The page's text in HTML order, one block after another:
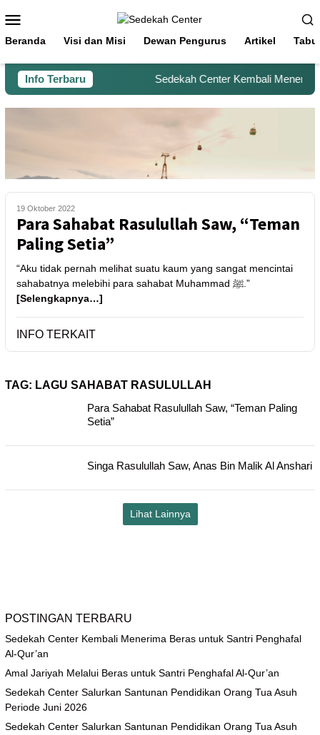
Beranda Visi dan Misi Dewan Pengurus Artikel
Info Terbaru Sedekah Center Kembali
19 Oktober 2022
Para Sahabat Rasulullah Saw, “Teman
Paling Setia”
“Aku tidak pernah melihat suatu kaum yang sangat mencintai
sahabatnya melebihi para sahabat Muhammad ﷺ.”
[Selengkapnya…]
INFO TERKAIT
TAG: LAGU SAHABAT RASULULLAH
Para Sahabat Rasulullah Saw, “Teman Paling
Setia”
Singa Rasulullah Saw, Anas Bin Malik Al Anshari
Lihat Lainnya
POSTINGAN TERBARU
Sedekah Center Kembali Menerima Beras untuk Santri Penghafal
Al-Qur’an
Amal Jariyah Melalui Beras untuk Santri Penghafal Al-Qur’an
Sedekah Center Salurkan Santunan Pendidikan Orang Tua Asuh
Periode Juni 2026
Sedekah Center Salurkan Santunan Pendidikan Orang Tua Asuh